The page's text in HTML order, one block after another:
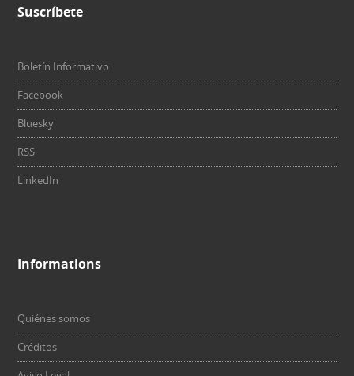
Suscríbete
Boletín Informativo
Facebook
Bluesky
RSS
LinkedIn
Informations
Quiénes somos
Créditos